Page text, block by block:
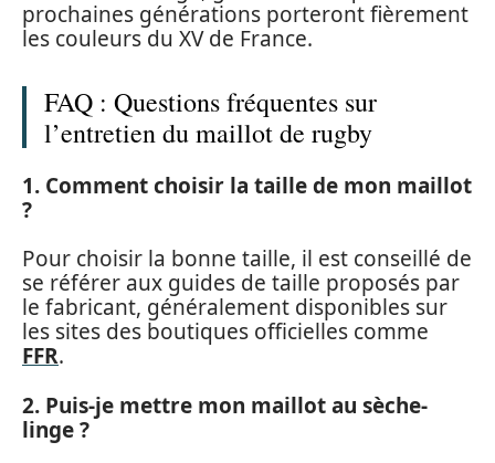
prochaines générations porteront fièrement
les couleurs du XV de France.
FAQ : Questions fréquentes sur
l’entretien du maillot de rugby
1. Comment choisir la taille de mon maillot
?
Pour choisir la bonne taille, il est conseillé de
se référer aux guides de taille proposés par
le fabricant, généralement disponibles sur
les sites des boutiques officielles comme
FFR.
2. Puis-je mettre mon maillot au sèche-
linge ?